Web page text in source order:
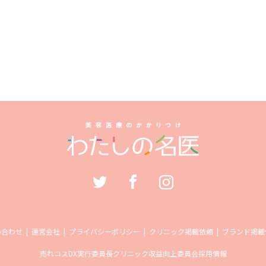
わせ 運営会社 プライバシーポリシー クリニック掲載依頼 ブランド掲
売れコスDX実行委員長クリニック収益向上委員会採用情報